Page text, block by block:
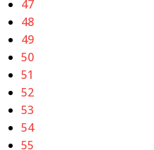
47
48
49
50
51
52
53
54
55